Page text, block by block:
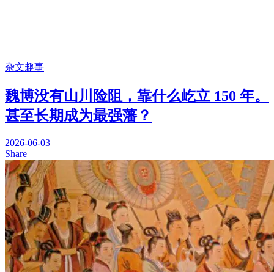
杂文趣事
魏博没有山川险阻，靠什么屹立 150 年。
甚至长期成为最强藩？
2026-06-03
Share